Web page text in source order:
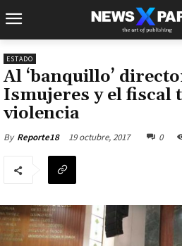
ESTADO
Al ‘banquillo’
Ismujeres y el fiscal
violencia
By Reporte18 19 octubre, 2017 0